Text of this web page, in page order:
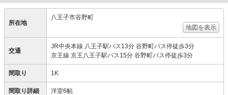
所在地
八王子市谷野町
地図を表示
交通
JR中央本線 八王子駅バス13分 谷野町バス停徒歩3分
京王線 京王八王子駅バス15分 谷野町バス停徒歩3分
間取り 1K
間取り詳細 洋室6帖